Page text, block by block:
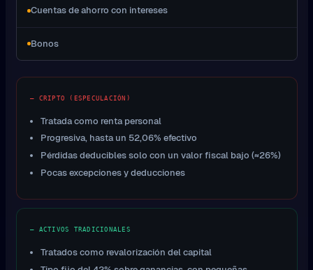
Cuentas de ahorro con intereses
Bonos
— CRIPTO (ESPECULACIÓN)
Tratada como renta personal
Progresiva, hasta un 52,06% efectivo
Pérdidas deducibles solo con un valor fiscal bajo (≈26%)
Pocas excepciones y deducciones
— ACTIVOS TRADICIONALES
Tratados como revalorización del capital